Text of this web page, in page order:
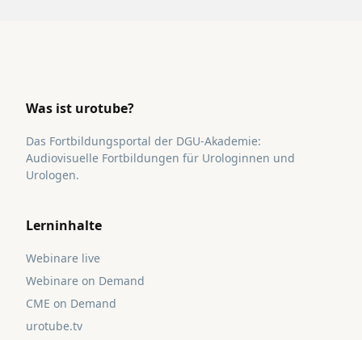
Was ist urotube?
Das Fortbildungsportal der DGU-Akademie:
Audiovisuelle Fortbildungen für Urologinnen und
Urologen.
Lerninhalte
Webinare live
Webinare on Demand
CME on Demand
urotube.tv